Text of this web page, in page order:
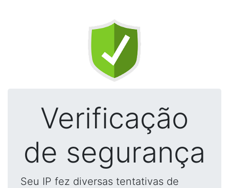
Verificação
de segurança
Seu IP fez diversas tentativas de